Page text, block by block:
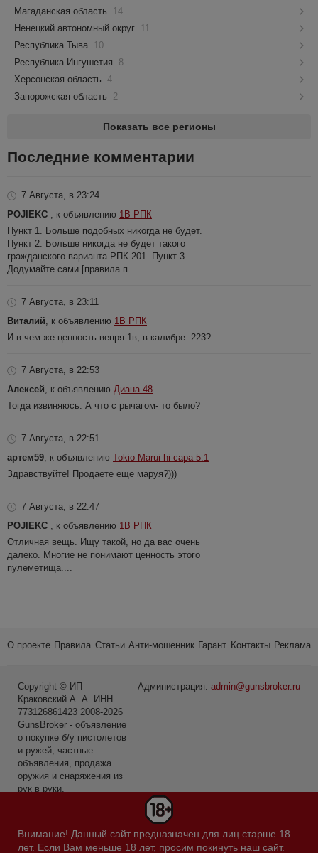
Магаданская область
14
Ненецкий автономный округ 11
Республика Тыва 10
Республика Ингушетия
8
Херсонская область 4
Запорожская область
2
Показать все регионы
Последние комментарии
7 Августа, в 23:24
POJIEKC
, к объявлению 1В РПК
Пункт 1. Больше подобных никогда не будет.
Пункт 2. Больше никогда не будет такого
гражданского варианта РПК-201. Пункт 3.
Додумайте сами [правила п...
7 Августа, в 23:11
Виталий , к объявлению 1В РПК
И в чем же ценность вепря-1в, в калибре .223?
7 Августа, в 22:53
Алексей , к объявлению Диана 48
Тогда извиняюсь. А что с рычагом- то было?
7 Августа, в 22:51
артем59 , к объявлению Tokio Marui hi-capa 5.1
Здравствуйте! Продаете еще маруя?)))
7 Августа, в 22:47
POJIEKC
, к объявлению 1В РПК
Отличная вещь. Ищу такой, но да вас очень
далеко. Многие не понимают ценность этого
пулеметища....
Внимание! Данный сайт предназначен для лиц старше 18
лет. Если Вам меньше 18 лет, просим покинуть наш сайт.
О проекте Правила Статьи Анти-мошенник Гарант Контакты Реклама
Администрация: admin@gunsbroker.ru
Copyright © ИП
Краковский А. А. ИНН
773126861423 2008-2026
GunsBroker - объявление
о покупке б/у пистолетов
и ружей, частные
объявления, продажа
оружия и снаряжения из
рук в руки.
и рыбалка по данным